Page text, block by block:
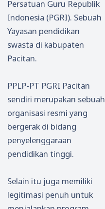
Persatuan Guru Republik
Indonesia (PGRI). Sebuah
Yayasan pendidikan
swasta di kabupaten
Pacitan.
PPLP-PT PGRI Pacitan
sendiri merupakan sebuah
organisasi resmi yang
bergerak di bidang
penyelenggaraan
pendidikan tinggi.
Selain itu juga memiliki
legitimasi penuh untuk